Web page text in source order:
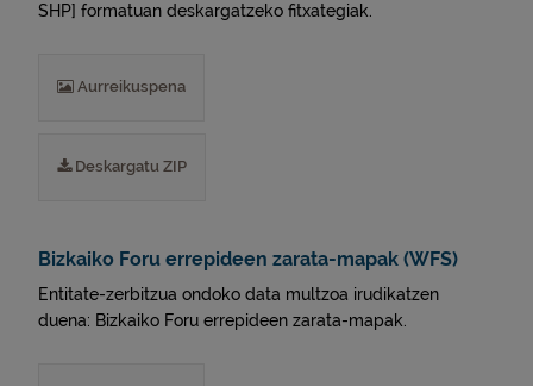
SHP] formatuan deskargatzeko fitxategiak.
Aurreikuspena
Deskargatu ZIP
Bizkaiko Foru errepideen zarata-mapak (WFS)
Entitate-zerbitzua ondoko data multzoa irudikatzen
duena: Bizkaiko Foru errepideen zarata-mapak.